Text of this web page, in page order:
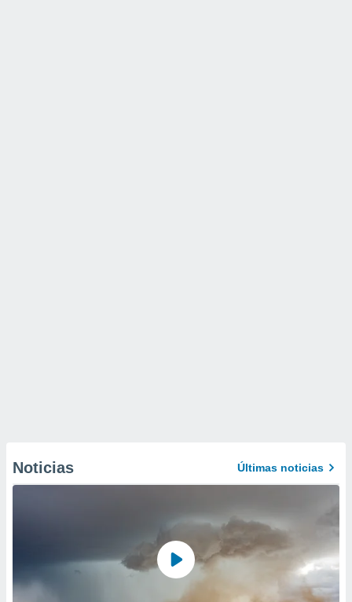
Noticias Últimas noticias